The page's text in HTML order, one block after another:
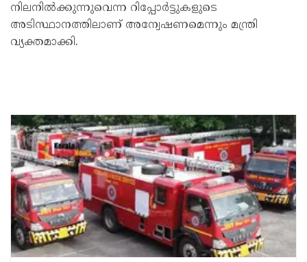
നിലനിൽക്കുന്നുവെന്ന റിപ്പോർട്ടുകളുടെ
അടിസ്ഥാനത്തിലാണ് അന്വേഷണമെന്നും മന്ത്രി
വ്യക്തമാക്കി.